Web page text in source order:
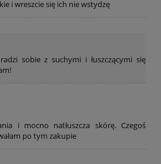
i wreszcie się ich nie wstydzę
sobie z suchymi i łuszczącymi się
i mocno natłuszcza skórę. Czegoś
po tym zakupie